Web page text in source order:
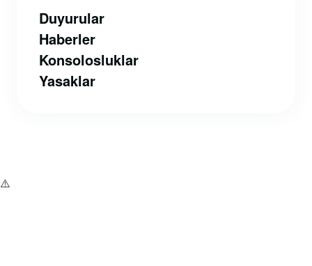
Duyurular
Haberler
Konsolosluklar
Yasaklar